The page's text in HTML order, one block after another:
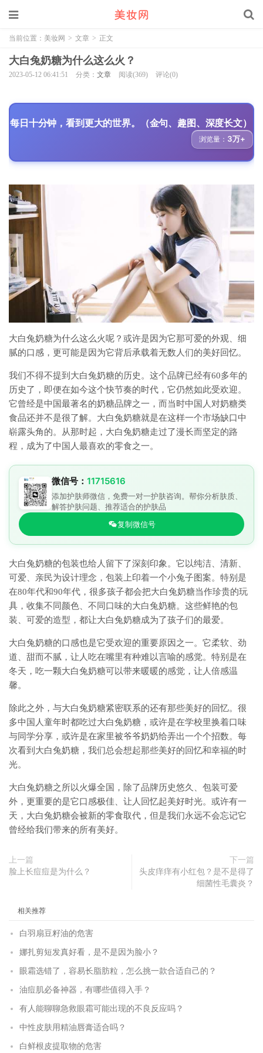
当前位置： 美妆网 > 文章 > 正文
大白兔奶糖为什么这么火？
2023-05-12 06:41:51 分类： 文章 阅读(369) 评论(0)
每日十分钟，看到更大的世界。（金句、趣图、深度长文）
浏览量： 3万+
大白兔奶糖为什么这么火呢？或许是因为它那可爱的外观、细
腻的口感，更可能是因为它背后承载着无数人们的美好回忆。
我们不得不提到大白兔奶糖的历史。这个品牌已经有60多年的
历史了，即便在如今这个快节奏的时代，它仍然如此受欢迎。
它曾经是中国最著名的奶糖品牌之一，而当时中国人对奶糖类
食品还并不是很了解。大白兔奶糖就是在这样一个市场缺口中
崭露头角的。从那时起，大白兔奶糖走过了漫长而坚定的路
程，成为了中国人最喜欢的零食之一。
微信号： 11715616
添加护肤师微信，免费一对一护肤咨询。帮你分析肤质、
解答护肤问题、推荐适合的护肤品
复制微信号
大白兔奶糖的包装也给人留下了深刻印象。它以纯洁、清新、
可爱、亲民为设计理念，包装上印着一个小兔子图案。特别是
在80年代和90年代，很多孩子都会把大白兔奶糖当作珍贵的玩
具，收集不同颜色、不同口味的大白兔奶糖。这些鲜艳的包
装、可爱的造型，都让大白兔奶糖成为了孩子们的最爱。
大白兔奶糖的口感也是它受欢迎的重要原因之一。它柔软、劲
道、甜而不腻，让人吃在嘴里有种难以言喻的感觉。特别是在
冬天，吃一颗大白兔奶糖可以带来暖暖的感觉，让人倍感温
馨。
除此之外，与大白兔奶糖紧密联系的还有那些美好的回忆。很
多中国人童年时都吃过大白兔奶糖，或许是在学校里换着口味
与同学分享，或许是在家里被爷爷奶奶给弄出一个个招数。每
次看到大白兔奶糖，我们总会想起那些美好的回忆和幸福的时
光。
大白兔奶糖之所以火爆全国，除了品牌历史悠久、包装可爱
外，更重要的是它口感极佳、让人回忆起美好时光。或许有一
天，大白兔奶糖会被新的零食取代，但是我们永远不会忘记它
曾经给我们带来的所有美好。
上一篇
脸上长痘痘是为什么？
下一篇
头皮痒痒有小红包？是不是得了
细菌性毛囊炎？
相关推荐
白羽扇豆籽油的危害
娜扎剪短发真好看，是不是因为脸小？
眼霜选错了，容易长脂肪粒，怎么挑一款合适自己的？
油痘肌必备神器，有哪些值得入手？
有人能聊聊急救眼霜可能出现的不良反应吗？
中性皮肤用精油唇膏适合吗？
白鲜根皮提取物的危害